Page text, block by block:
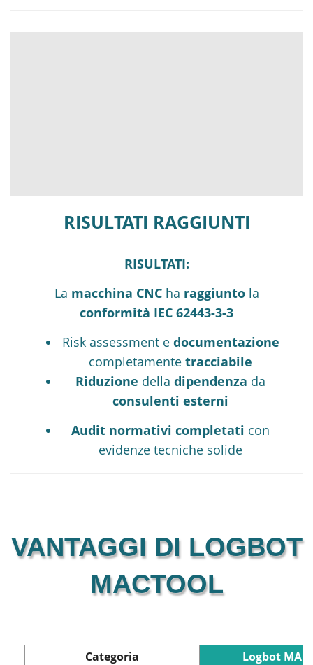
RISULTATI RAGGIUNTI
RISULTATI:
La macchina CNCha raggiunto la
conformità IEC 62443-3-3
Risk assessmente documentazione
completamente tracciabile
Riduzione della dipendenza da
consulenti esterni
Audit normativi completati con
evidenze tecniche solide
VANTAGGI DI LOGBOT
MACTOOL
Categoria
Logbot